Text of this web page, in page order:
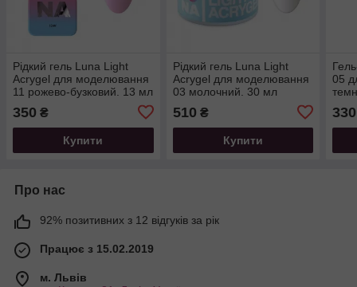
Рідкий гель Luna Light
Acrygel для моделювання
11 рожево-бузковий. 13 мл
350 ₴
Купити
Рідкий гель Luna Light
Acrygel для моделювання
03 молочний. 30 мл
510 ₴
Купити
05
330
Про нас
92% позитивних з 12 відгуків за рік
Працює з 15.02.2019
м. Львів